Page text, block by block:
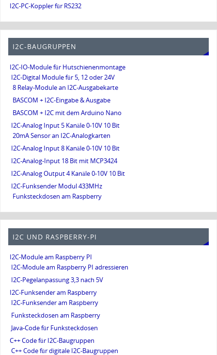
I2C-PC-Koppler für RS232
I2C-BAUGRUPPEN
I2C-IO-Module für Hutschienenmontage
I2C-Digital Module für 5, 12 oder 24V
8 Relay-Module an I2C-Ausgabekarte
BASCOM + I2C-Eingabe & Ausgabe
BASCOM + I2C mit dem Arduino Nano
I2C-Analog Input 5 Kanäle 0-10V 10 Bit
20mA Sensor an I2C-Analogkarten
I2C-Analog Input 8 Kanäle 0-10V 10 Bit
I2C-Analog-Input 18 Bit mit MCP3424
I2C-Analog Output 4 Kanäle 0-10V 10 Bit
I2C-Funksender Modul 433MHz
Funksteckdosen am Raspberry
I2C UND RASPBERRY-PI
I2C-Module am Raspberry PI
I2C-Module am Raspberry PI adressieren
I2C-Pegelanpassung 3,3 nach 5V
I2C-Funksender am Raspberry
I2C-Funksender am Raspberry
Funksteckdosen am Raspberry
Java-Code für Funksteckdosen
C++ Code für I2C-Baugruppen
C++ Code für digitale I2C-Baugruppen